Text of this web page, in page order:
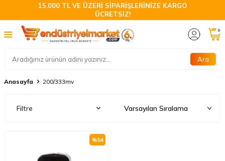
15.000 TL VE ÜZERİ SİPARİŞLERİNİZE KARGO
ÜCRETSİZ!
Ara
0
Anasayfa 200/333mv
Filtre
%54